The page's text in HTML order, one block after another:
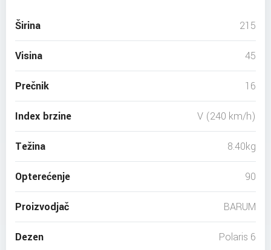
Širina 215
Visina 45
Prečnik 16
Index brzine V (240 km/h)
Težina 8.40kg
Opterećenje 90
Proizvodjač BARUM
Dezen Polaris 6